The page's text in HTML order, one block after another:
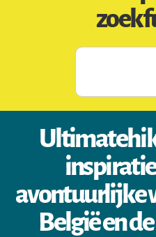
avontuurlijke
België en